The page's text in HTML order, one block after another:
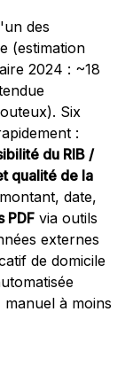
des
(estimation
2024 : ~18
Six
:
du RIB /
qualité de la
date,
PDF via outils
externes
de domicile
à moins